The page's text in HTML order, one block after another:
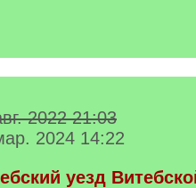
2022 21:03
2024 14:22
уезд